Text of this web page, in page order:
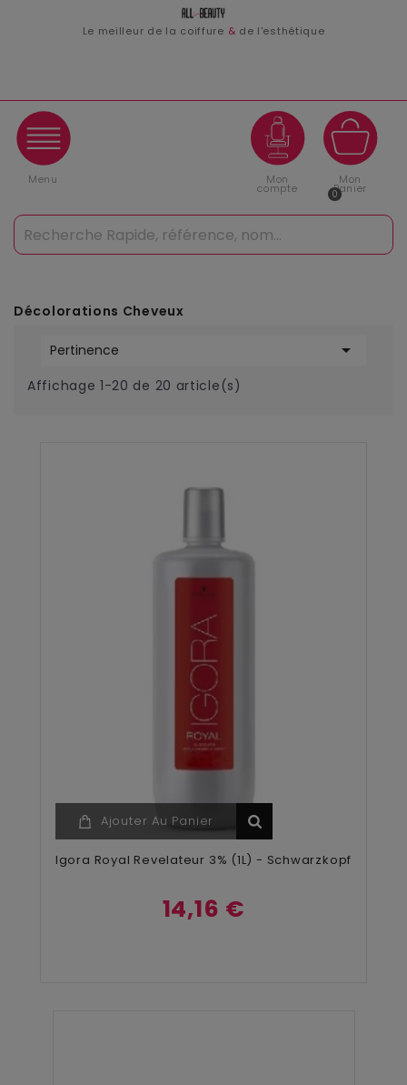
Le meilleur de la coiffure & de l'esthétique
0
Mon
Panier
Menu Mon
compte
Décolorations Cheveux
Pertinence 
Affichage 1-20 de 20 article(s)
Ajouter Au Panier
Igora Royal Revelateur 3% (1L) - Schwarzkopf
14,16 €